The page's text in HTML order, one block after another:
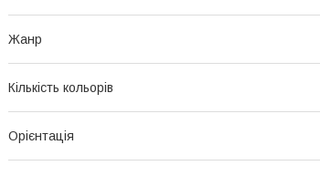
Жанр
Кількість кольорів
Орієнтація